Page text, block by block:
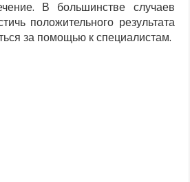
В большинстве случаев
положительного результата
за помощью к специалистам.